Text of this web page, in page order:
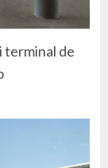
terminal de